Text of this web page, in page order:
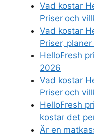
Vad kostar
Priser och
Vad kostar
Priser,
HelloFresh
2026
Vad kostar
Priser och
HelloFresh
kostar det
Är en